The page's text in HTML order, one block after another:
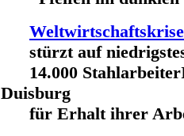
stürzt auf niedrigstes
14.000
Duisburg
für Erhalt ihrer